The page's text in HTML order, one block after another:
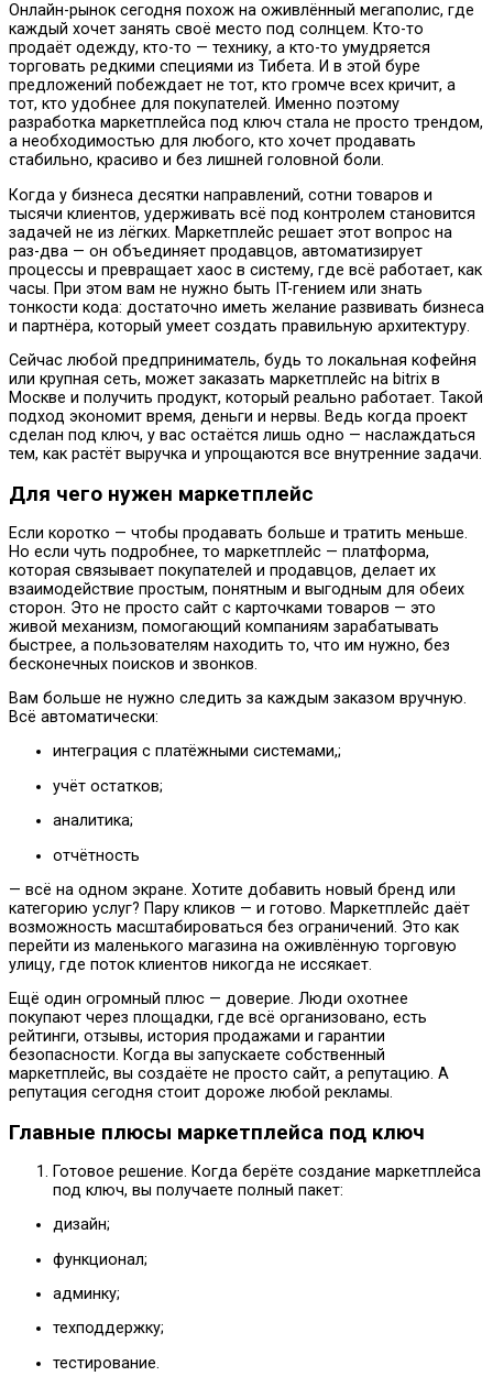
Онлайн-рынок сегодня похож на оживлённый мегаполис, где
каждый хочет занять своё место под солнцем. Кто-то
продаёт одежду, кто-то — технику, а кто-то умудряется
торговать редкими специями из Тибета. И в этой буре
предложений побеждает не тот, кто громче всех кричит, а
тот, кто удобнее для покупателей. Именно поэтому
разработка маркетплейса под ключ стала не просто трендом,
а необходимостью для любого, кто хочет продавать
стабильно, красиво и без лишней головной боли.
Когда у бизнеса десятки направлений, сотни товаров и
тысячи клиентов, удерживать всё под контролем становится
задачей не из лёгких. Маркетплейс решает этот вопрос на
раз-два — он объединяет продавцов, автоматизирует
процессы и превращает хаос в систему, где всё работает, как
часы. При этом вам не нужно быть IT-гением или знать
тонкости кода: достаточно иметь желание развивать бизнеса
и партнёра, который умеет создать правильную архитектуру.
Сейчас любой предприниматель, будь то локальная кофейня
или крупная сеть, может заказать маркетплейс на bitrix в
Москве и получить продукт, который реально работает. Такой
подход экономит время, деньги и нервы. Ведь когда проект
сделан под ключ, у вас остаётся лишь одно — наслаждаться
тем, как растёт выручка и упрощаются все внутренние задачи.
Для чего нужен маркетплейс
Если коротко — чтобы продавать больше и тратить меньше.
Но если чуть подробнее, то маркетплейс — платформа,
которая связывает покупателей и продавцов, делает их
взаимодействие простым, понятным и выгодным для обеих
сторон. Это не просто сайт с карточками товаров — это
живой механизм, помогающий компаниям зарабатывать
быстрее, а пользователям находить то, что им нужно, без
бесконечных поисков и звонков.
Вам больше не нужно следить за каждым заказом вручную.
Всё автоматически:
интеграция с платёжными системами,;
учёт остатков;
аналитика;
отчётность
— всё на одном экране. Хотите добавить новый бренд или
категорию услуг? Пару кликов — и готово. Маркетплейс даёт
возможность масштабироваться без ограничений. Это как
перейти из маленького магазина на оживлённую торговую
улицу, где поток клиентов никогда не иссякает.
Ещё один огромный плюс — доверие. Люди охотнее
покупают через площадки, где всё организовано, есть
рейтинги, отзывы, история продажами и гарантии
безопасности. Когда вы запускаете собственный
маркетплейс, вы создаёте не просто сайт, а репутацию. А
репутация сегодня стоит дороже любой рекламы.
Главные плюсы маркетплейса под ключ
Готовое решение. Когда берёте создание маркетплейса
под ключ, вы получаете полный пакет:
дизайн;
функционал;
админку;
техподдержку;
тестирование.